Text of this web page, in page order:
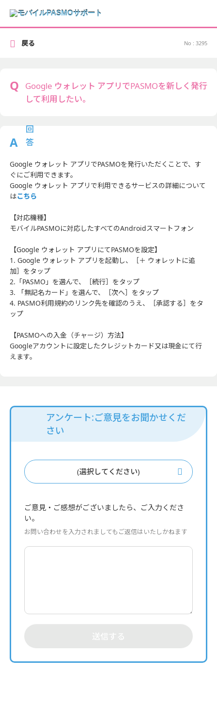
No : 3295
Google ウォレット アプリでPASMOを新しく発行
して利用したい。
Google ウォレット アプリでPASMOを発行いただくことで、す
ぐにご利用できます。
Google ウォレット アプリで利用できるサービスの詳細について
はこちら
【対応機種】
モバイルPASMOに対応したすべてのAndroidスマートフォン
【Google ウォレット アプリにてPASMOを設定】
1. Google ウォレット アプリを起動し、［＋ ウォレットに追
加］をタップ
2.「PASMO」を選んで、［続行］をタップ
3. 「無記名カード」を選んで、［次へ］をタップ
4. PASMO利用規約のリンク先を確認のうえ、［承認する］をタ
ップ
【PASMOへの入金（チャージ）方法】
Googleアカウントに設定したクレジットカード又は現金にて行
えます。
戻る
アンケート:ご意見をお聞かせくだ
さい
(選択してください)
ご意見・ご感想がございましたら、ご入力くださ
い。
お問い合わせを入力されましてもご返信はいたしかねます
送信する